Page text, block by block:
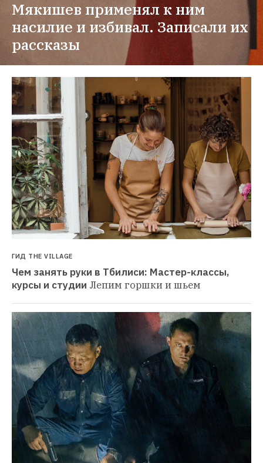
Мякишев применял к ним
насилие и избивал. Записали их
рассказы
ГИД THE VILLAGE
Чем занять руки в Тбилиси: Мастер-классы,
курсы и студии Лепим горшки и шьем